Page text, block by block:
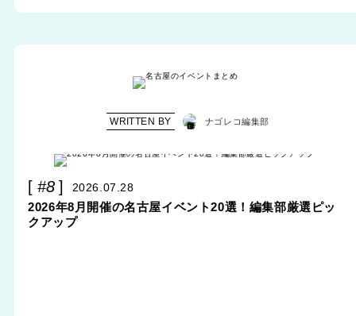
WRITTEN BY ナゴレコ編集部
#8 2026.07.28
2026年8月開催の名古屋イベント20選！編集部厳選ピッ
クアップ